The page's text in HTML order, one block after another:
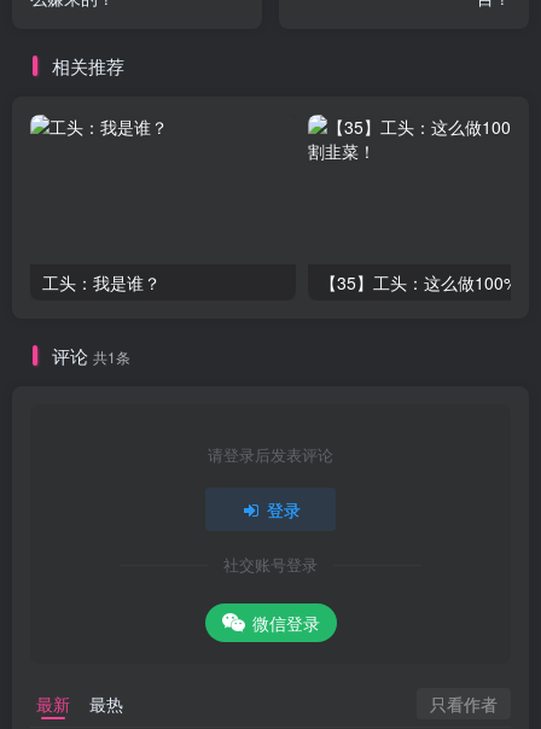
相关推荐
工头：我是谁？
评论 共1条
请登录后发表评论
登录
社交账号登录
微信登录
最新 最热 只看作者